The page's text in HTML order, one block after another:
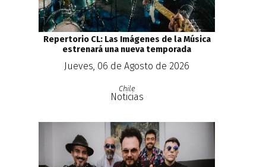
Repertorio CL: Las Imágenes de la Música
estrenará una nueva temporada
Jueves, 06 de Agosto de 2026
Chile
Noticias